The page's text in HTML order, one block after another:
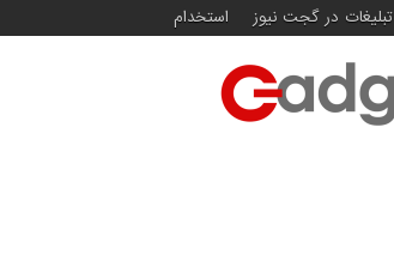
تبلیغات در گجت نیوز استخدام